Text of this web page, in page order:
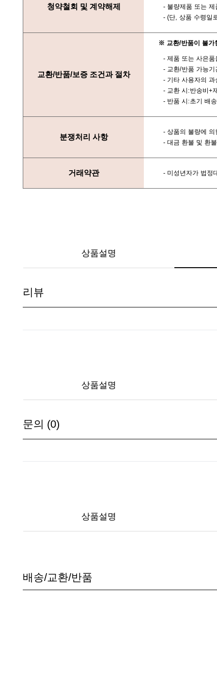
청약철회 및 계약해제
- 불량제품 또는
- (단, 상품 수령일
교환/반품/보증 조건과 절차
※ 교환/반품이 불가
- 제품 또는 사은
- 교환/반품 가능
- 기타 사용자의
- 교환 시:반송비+
- 반품 시:초기 배
분쟁처리 사항
- 상품의 불량에
- 대금 환불 및 환
거래약관 - 미성년자가 법정
상품설명
리뷰
상품설명
문의 (0)
상품설명
배송/교환/반품